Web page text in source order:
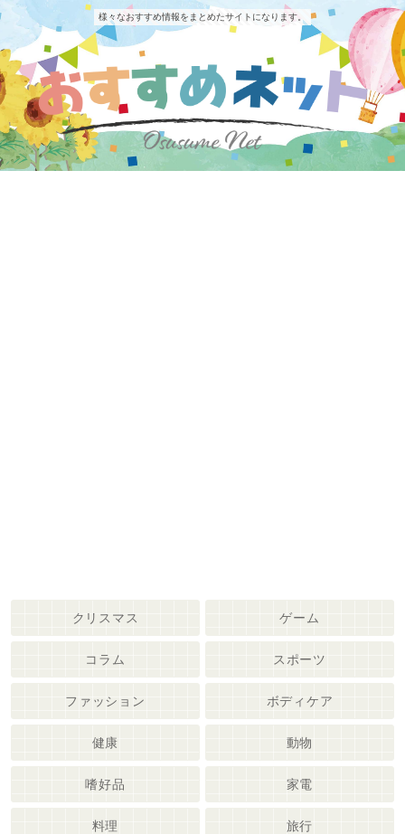
様々なおすすめ情報をまとめたサイトになります。
クリスマス ゲーム
コラム スポーツ
ファッション ボディケア
健康 動物
嗜好品 家電
料理 旅行